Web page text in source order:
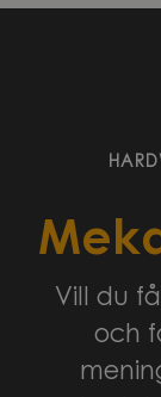
Vill du
och